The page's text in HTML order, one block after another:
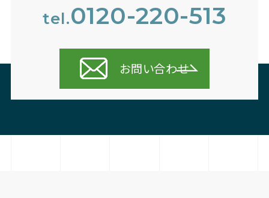
tel.0120-220-513
お問い合わせ